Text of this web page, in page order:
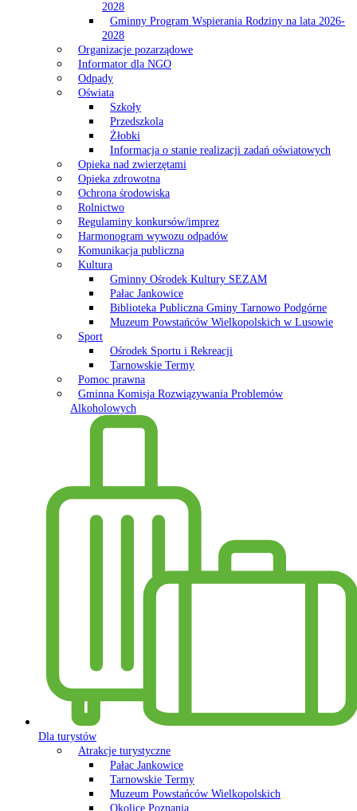
2028
Gminny Program Wspierania Rodziny na lata 2026-
2028
Organizacje pozarządowe
Informator dla NGO
Odpady
Oświata
Szkoły
Przedszkola
Żłobki
Informacja o stanie realizacji zadań oświatowych
Opieka nad zwierzętami
Opieka zdrowotna
Ochrona środowiska
Rolnictwo
Regulaminy konkursów/imprez
Harmonogram wywozu odpadów
Komunikacja publiczna
Kultura
Gminny Ośrodek Kultury SEZAM
Pałac Jankowice
Biblioteka Publiczna Gminy Tarnowo Podgórne
Muzeum Powstańców Wielkopolskich w Lusowie
Sport
Ośrodek Sportu i Rekreacji
Tarnowskie Termy
Pomoc prawna
Gminna Komisja Rozwiązywania Problemów
Alkoholowych
Dla turystów
Atrakcje turystyczne
Pałac Jankowice
Tarnowskie Termy
Muzeum Powstańców Wielkopolskich
Okolice Poznania